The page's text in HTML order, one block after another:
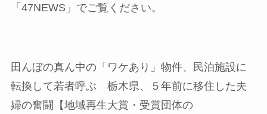
「47NEWS」でご覧ください。
田んぼの真ん中の「ワケあり」物件、民泊施設に
転換して若者呼ぶ 栃木県、５年前に移住した夫
婦の奮闘【地域再生大賞・受賞団体の